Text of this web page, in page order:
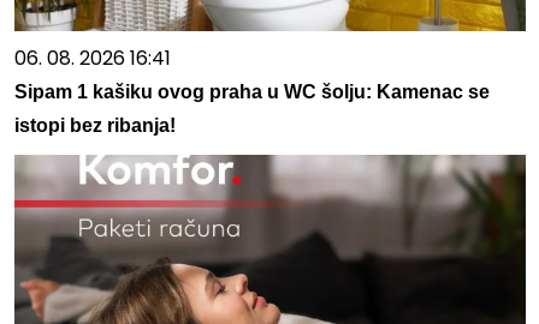
06. 08. 2026 16:41
Sipam 1 kašiku ovog praha u WC šolju: Kamenac se
istopi bez ribanja!